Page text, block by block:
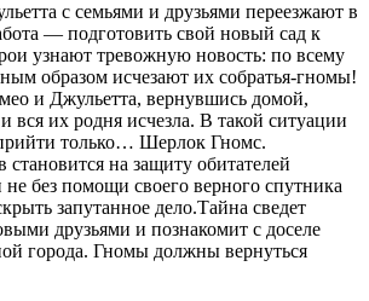
с семьями и друзьями переезжают в
— подготовить свой новый сад к
узнают тревожную новость: по всему
образом исчезают их собратья-гномы!
и Джульетта, вернувшись домой,
вся их родня исчезла. В такой ситуации
только… Шерлок Гномс.
становится на защиту обитателей
без помощи своего верного спутника
запутанное дело.Тайна сведет
друзьями и познакомит с доселе
города. Гномы должны вернуться